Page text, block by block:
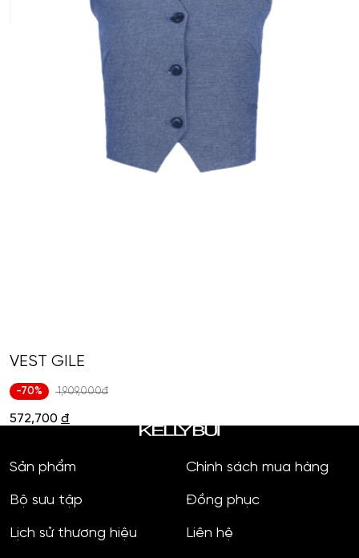
VEST GILE
-70% 1,909,000đ
572,700 đ
Sản phẩm
Bộ sưu tập
Lịch sử thương hiệu
Chính sách mua hàng
Đồng phục
Liên hệ